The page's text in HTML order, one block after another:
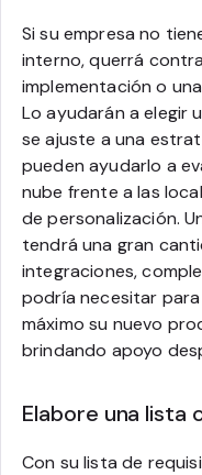
Si su empresa no
interno, querrá
implementación o
Lo ayudarán a elegir
se ajuste a una
pueden ayudarlo a
nube frente a las
de personalización.
tendrá una gran
integraciones,
podría necesitar
máximo su nuevo
brindando apoyo
Elabore una lista
Con su lista de